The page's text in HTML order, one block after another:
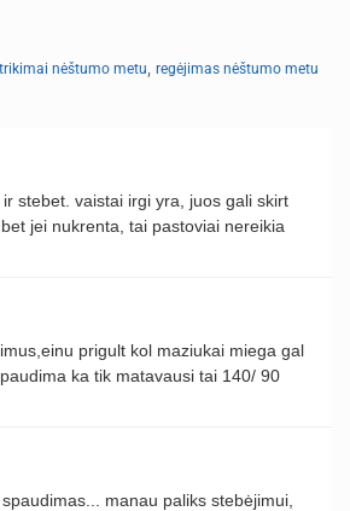
nėštumo metu, regėjimas nėštumo metu
stebet. vaistai irgi yra, juos gali skirt
jei nukrenta, tai pastoviai nereikia
prigult kol maziukai miega gal
ka tik matavausi tai 140/ 90
manau paliks stebėjimui,